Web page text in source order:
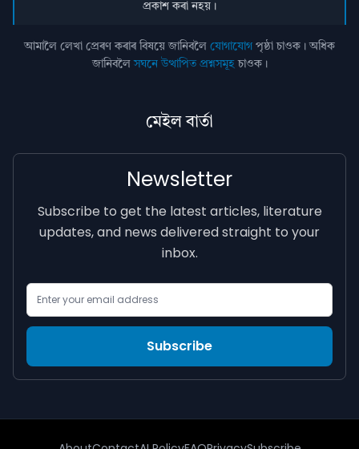
প্ৰকাশ কৰা নহয়।
আমালৈ লেখা প্ৰেৰণ কৰাৰ বিষয়ে জানিবলৈ যোগাযোগ পৃষ্ঠা চাওক। অধিক
জানিবলৈসঘনে উত্থাপিত প্ৰশ্নসমূহচাওক।
মেইল বাৰ্তা
Newsletter
Subscribe to get the latest articles, literature
updates, and news delivered straight to your
inbox.
Email Address
Subscribe